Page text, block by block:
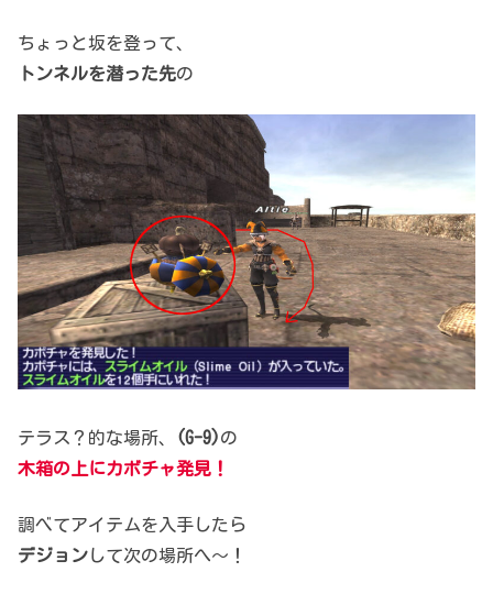
ちょっと坂を登って、
トンネルを潜った先の
テラス？的な場所、 (G-9)の
木箱の上にカボチャ発見！
調べてアイテムを入手したら
デジョンして次の場所へ～！